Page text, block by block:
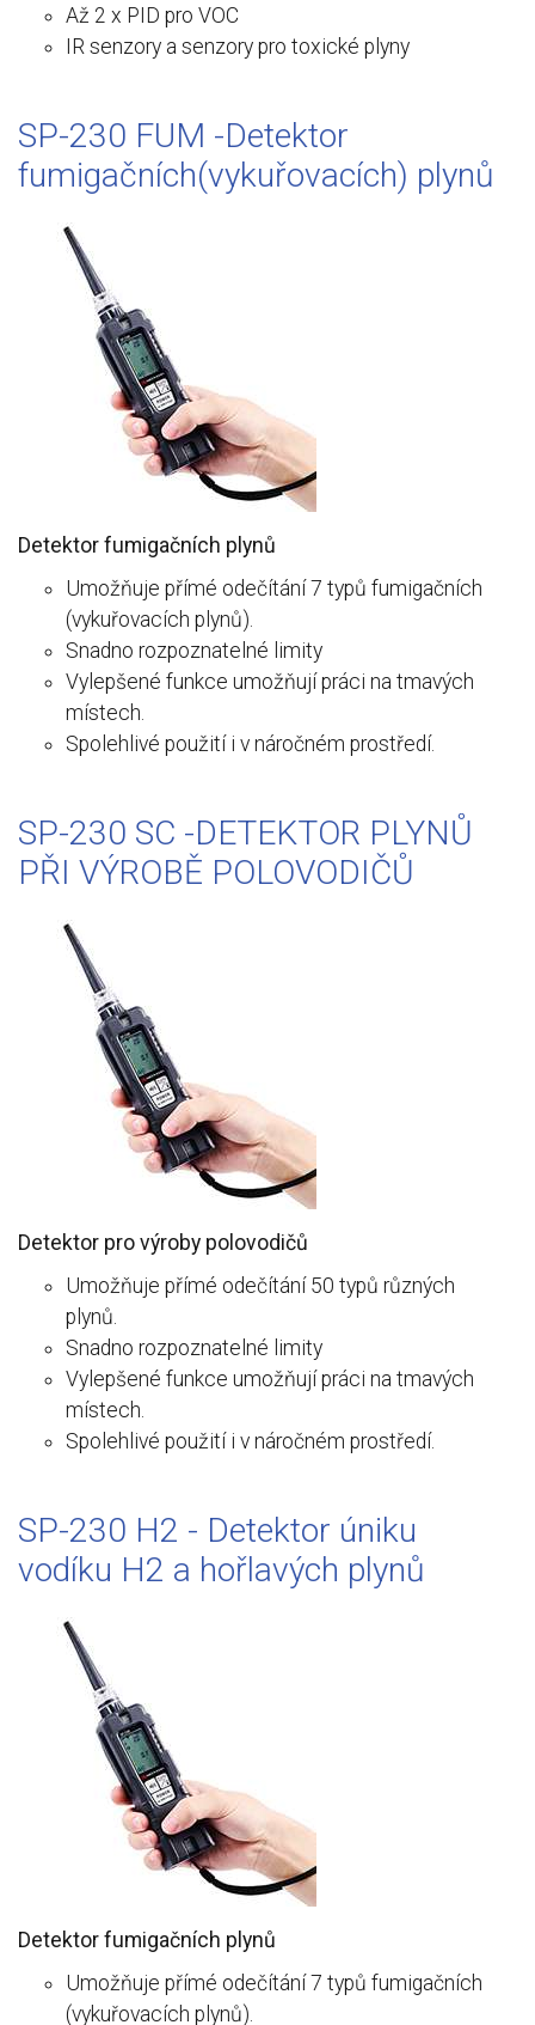
Až 2 x PID pro VOC
IR senzory a senzory pro toxické plyny
SP-230 FUM -Detektor
fumigačních(vykuřovacích) plynů
Detektor fumigačních plynů
Umožňuje přímé odečítání 7 typů fumigačních
(vykuřovacích plynů).
Snadno rozpoznatelné limity
Vylepšené funkce umožňují práci na tmavých
místech.
Spolehlivé použití i v náročném prostředí.
SP-230 SC -DETEKTOR PLYNŮ
PŘI VÝROBĚ POLOVODIČŮ
Detektor pro výroby polovodičů
Umožňuje přímé odečítání 50 typů různých
plynů.
Snadno rozpoznatelné limity
Vylepšené funkce umožňují práci na tmavých
místech.
Spolehlivé použití i v náročném prostředí.
SP-230 H2 - Detektor úniku
vodíku H2 a hořlavých plynů
Detektor fumigačních plynů
Umožňuje přímé odečítání 7 typů fumigačních
(vykuřovacích plynů).